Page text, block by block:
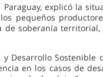
explicó la
pequeños
de soberanía
Desarrollo
en los casos de